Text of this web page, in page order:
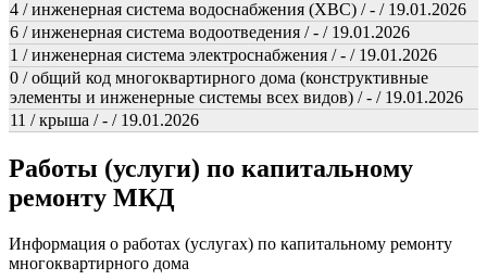
4 / инженерная система водоснабжения (ХВС) / - / 19.01.2026
6 / инженерная система водоотведения / - / 19.01.2026
1 / инженерная система электроснабжения / - / 19.01.2026
0 / общий код многоквартирного дома (конструктивные
элементы и инженерные системы всех видов) / - / 19.01.2026
11 / крыша / - / 19.01.2026
Работы (услуги) по капитальному
ремонту МКД
Информация о работах (услугах) по капитальному ремонту
многоквартирного дома